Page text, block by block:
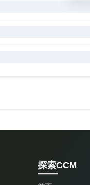
探索CCM